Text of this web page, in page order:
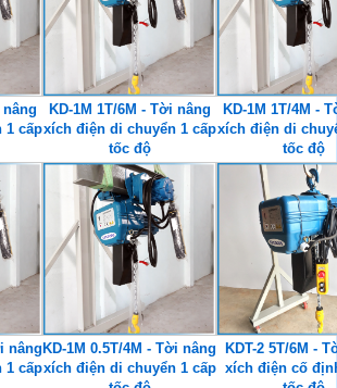
nâng
1 cấp
KD-1M 1T/6M - Tời nâng
xích điện di chuyển 1 cấp
tốc độ
KD-1M 1T/4M -
xích điện di
tốc độ
nâng
1 cấp
KD-1M 0.5T/4M - Tời nâng
xích điện di chuyển 1 cấp
KDT-2 5T/6M -
xích điện cố